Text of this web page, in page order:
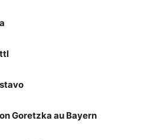
Goretzka au Bayern